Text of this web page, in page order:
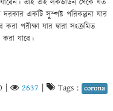
যাবেন। তাই এই লকডাউন থেকে যত
একটি সুস্পষ্ট পরিকল্পনা যার
পরীক্ষা যার দ্বারা সংক্রমিত
যাবে।
2637 Tags : corona